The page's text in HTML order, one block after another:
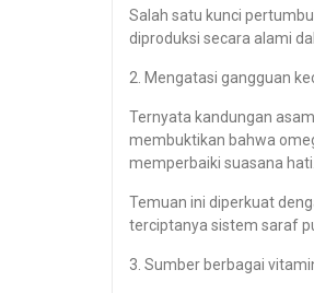
Salah satu kunci
diproduksi secara alami
2. Mengatasi gangguan
Ternyata kandungan
membuktikan bahwa
memperbaiki suasana hati.
Temuan ini diperkuat
terciptanya sistem saraf
3. Sumber berbagai